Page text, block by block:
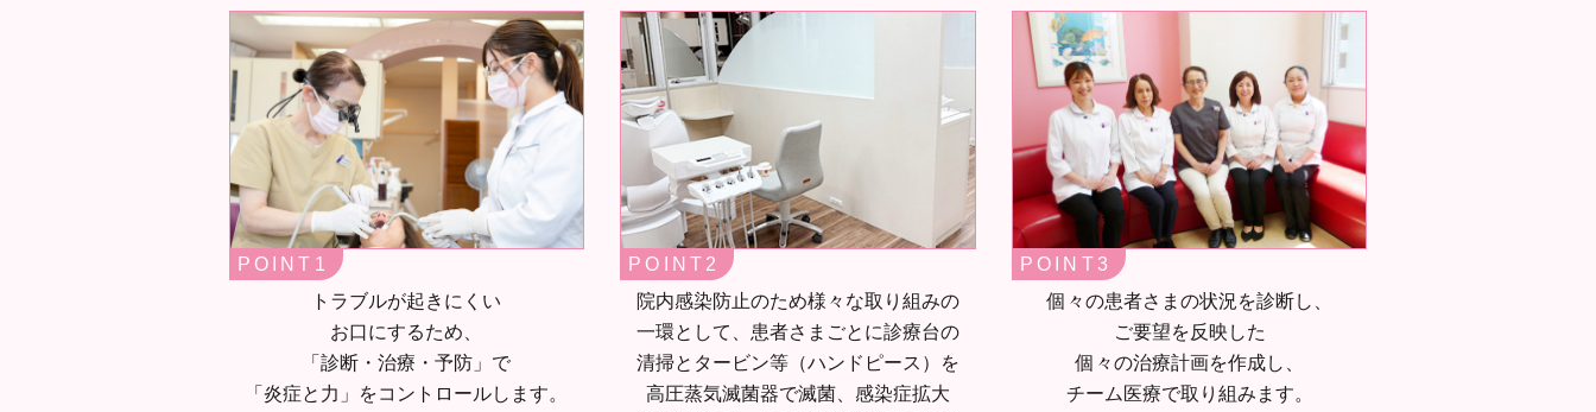
POINT
トラブルが起きにくい
お口にするため、
「診断・治療・予防」で
「炎症と力」をコントロールします。
POINT
院内感染防止のため様々な取り組みの
一環として、患者さまごとに診療台の
清掃とタービン等（ハンドピース）を
高圧蒸気滅菌器で滅菌、感染症拡大
POINT
個々の患者さまの状況を診断し、
ご要望を反映した
個々の治療計画を作成し、
チーム医療で取り組みます。